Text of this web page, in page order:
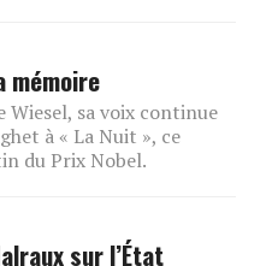
mémoire
Wiesel, sa voix continue
à « La Nuit », ce
du Prix Nobel.
sur l’État